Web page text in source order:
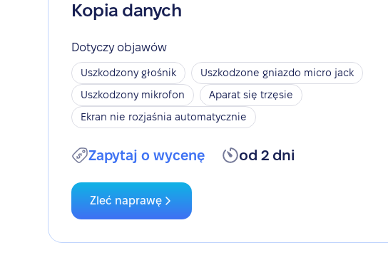
Kopia danych
Dotyczy objawów
Uszkodzony głośnik
Uszkodzone gniazdo micro jack
Uszkodzony mikrofon
Aparat się trzęsie
Ekran nie rozjaśnia automatycznie
Zapytaj o wycenę od 2 dni
Zleć naprawę